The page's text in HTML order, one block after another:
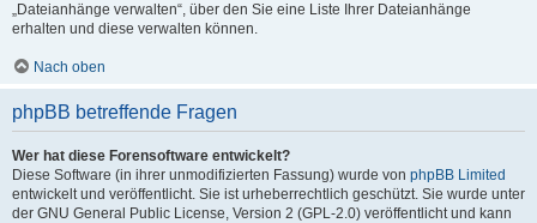
„Dateianhänge verwalten“, über den Sie eine Liste Ihrer Dateianhänge
erhalten und diese verwalten können.
Nach oben
phpBB betreffende Fragen
Wer hat diese Forensoftware entwickelt?
Diese Software (in ihrer unmodifizierten Fassung) wurde von phpBB Limited
entwickelt und veröffentlicht. Sie ist urheberrechtlich geschützt. Sie wurde unter
der GNU General Public License, Version 2 (GPL-2.0) veröffentlicht und kann